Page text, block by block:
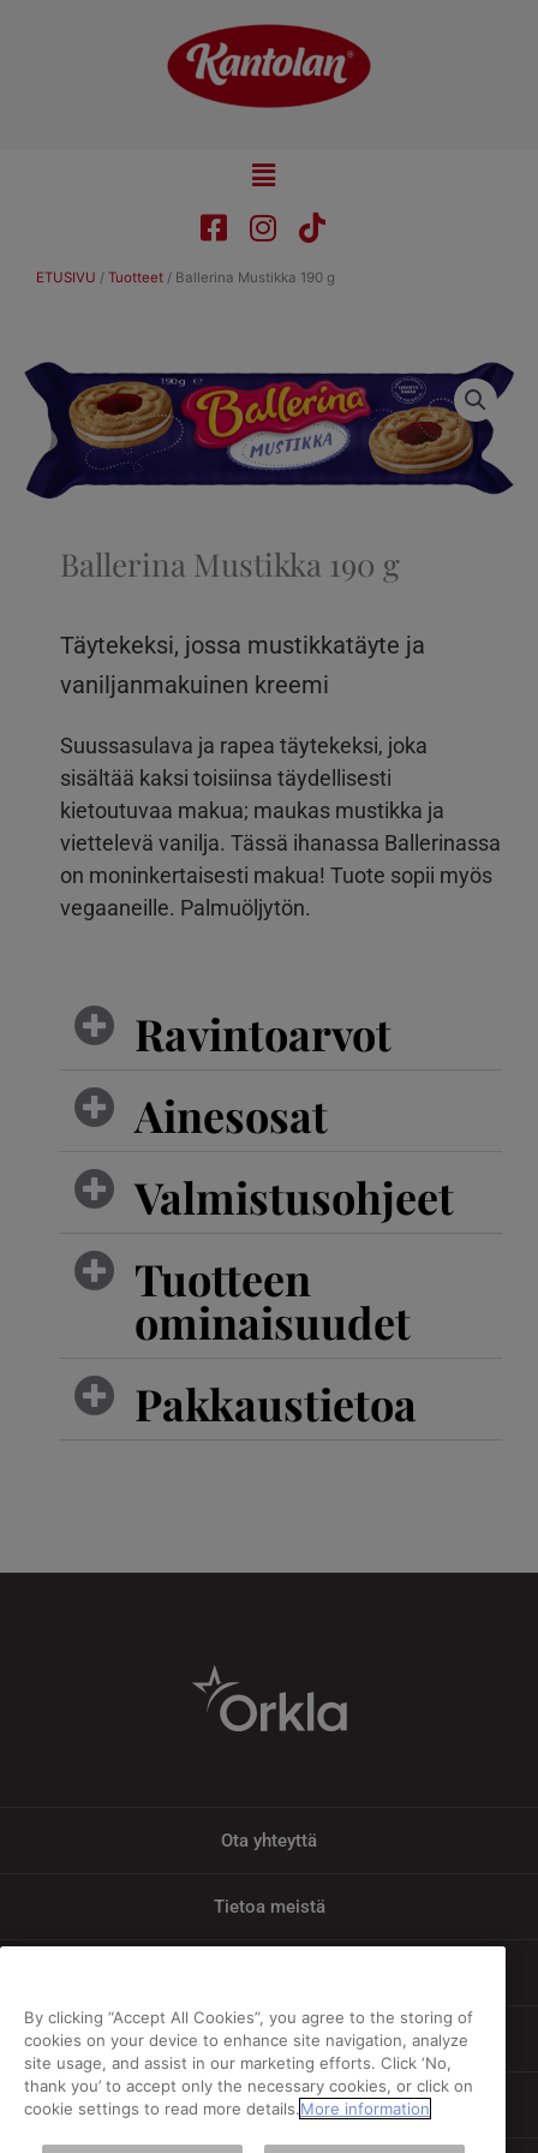
Main
Menu
ETUSIVU / Tuotteet / Ballerina Mustikka 190 g
Ballerina Mustikka 190 g
Täytekeksi, jossa mustikkatäyte ja
vaniljanmakuinen kreemi
Suussasulava ja rapea täytekeksi, joka
sisältää kaksi toisiinsa täydellisesti
kietoutuvaa makua; maukas mustikka ja
viettelevä vanilja. Tässä ihanassa Ballerinassa
on moninkertaisesti makua! Tuote sopii myös
vegaaneille. Palmuöljytön.
Ravintoarvot
Ainesosat
Valmistusohjeet
Tuotteen
ominaisuudet
Pakkaustietoa
Ota yhteyttä
Tietoa meistä
Vastuu
Evästeiden ja henkilötietojen käyttö
By clicking “Accept All Cookies”, you agree to the storing of
cookies on your device to enhance site navigation, analyze
site usage, and assist in our marketing efforts. Click ‘No,
thank you’ to accept only the necessary cookies, or click on
cookie settings to read more details.More information